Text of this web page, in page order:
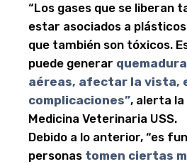
“Los gases que se liberan
estar asociados a
que también son tóxicos.
puede generar
aéreas, afectar la vista,
complicaciones”, alerta
Medicina Veterinaria USS.
Debido a lo anterior, “es
personas tomen ciertas